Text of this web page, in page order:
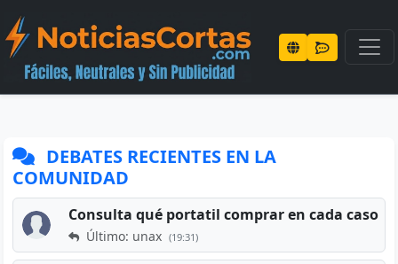
DEBATES RECIENTES EN LA
COMUNIDAD
Consulta qué portatil comprar en cada caso
Último: unax (19:31)